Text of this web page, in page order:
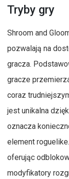
Tryby gry
Shroom and
pozwalają na
gracza.
gracze
coraz
jest unikalna
oznacza
element
oferując
modyfikatory